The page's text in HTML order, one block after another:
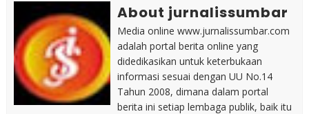
About jurnalissumbar
Media online www.jurnalissumbar.com
adalah portal berita online yang
didedikasikan untuk keterbukaan
informasi sesuai dengan UU No.14
Tahun 2008, dimana dalam portal
berita ini setiap lembaga publik, baik itu